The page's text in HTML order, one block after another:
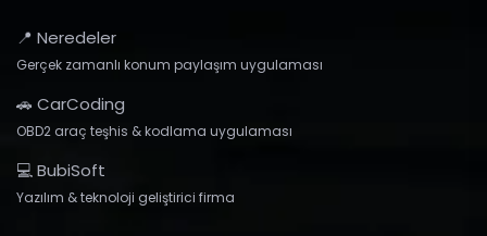
📍 Neredeler
Gerçek zamanlı konum paylaşım uygulaması
🚗 CarCoding
OBD2 araç teşhis & kodlama uygulaması
💻 BubiSoft
Yazılım & teknoloji geliştirici firma